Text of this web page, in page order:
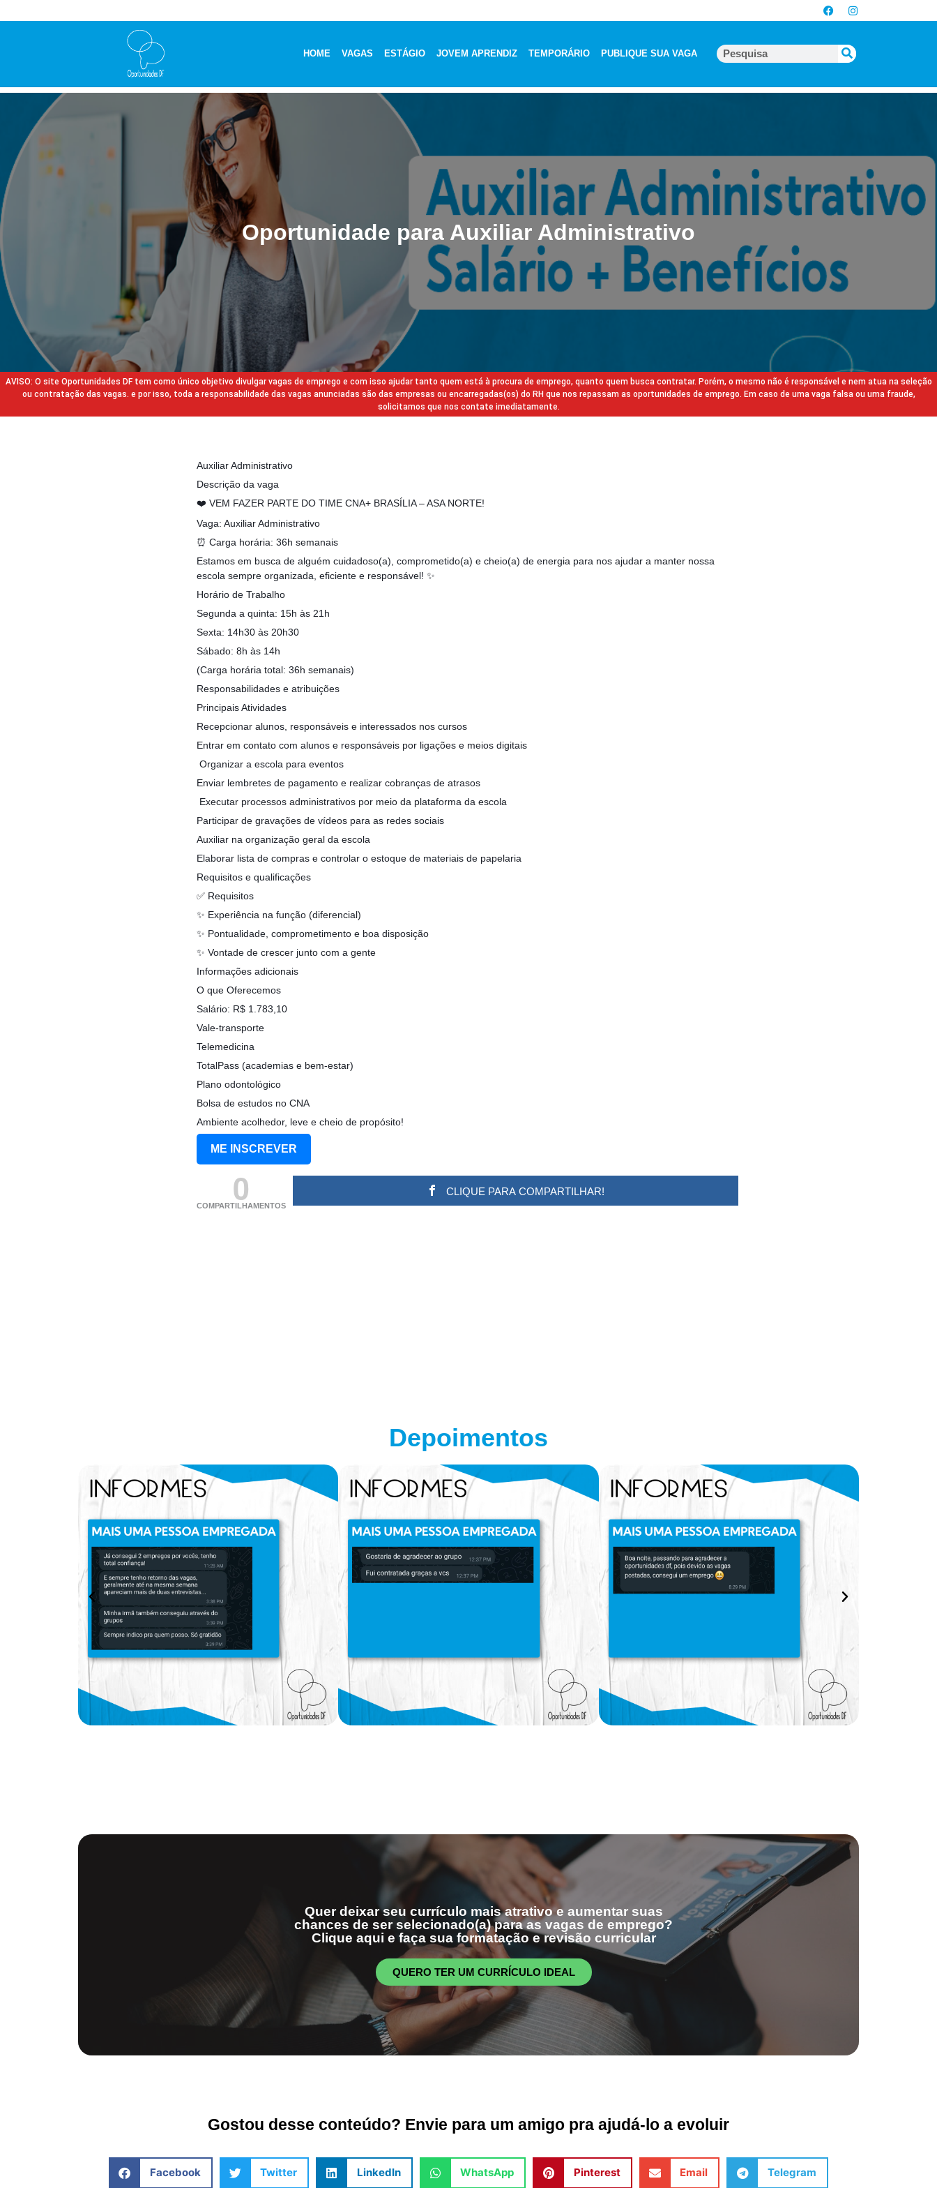
HOME VAGAS ESTÁGIO JOVEM APRENDIZ TEMPORÁRIO PUBLIQUE SUA VAGA
Oportunidade para Auxiliar Administrativo
AVISO: O site Oportunidades DF tem como único objetivo divulgar vagas de emprego e com isso ajudar tanto quem está à procura de emprego, quanto quem busca contratar. Porém, o mesmo não é responsável e nem atua na seleção
ou contratação das vagas. e por isso, toda a responsabilidade das vagas anunciadas são das empresas ou encarregadas(os) do RH que nos repassam as oportunidades de emprego. Em caso de uma vaga falsa ou uma fraude,
solicitamos que nos contate imediatamente.
Auxiliar Administrativo
Descrição da vaga
❤️ VEM FAZER PARTE DO TIME CNA+ BRASÍLIA – ASA NORTE!
Vaga: Auxiliar Administrativo
⏰ Carga horária: 36h semanais
Estamos em busca de alguém cuidadoso(a), comprometido(a) e cheio(a) de energia para nos ajudar a manter nossa
escola sempre organizada, eficiente e responsável! ✨
Horário de Trabalho
Segunda a quinta: 15h às 21h
Sexta: 14h30 às 20h30
Sábado: 8h às 14h
(Carga horária total: 36h semanais)
Responsabilidades e atribuições
Principais Atividades
Recepcionar alunos, responsáveis e interessados nos cursos
Entrar em contato com alunos e responsáveis por ligações e meios digitais
️ Organizar a escola para eventos
Enviar lembretes de pagamento e realizar cobranças de atrasos
️ Executar processos administrativos por meio da plataforma da escola
Participar de gravações de vídeos para as redes sociais
Auxiliar na organização geral da escola
Elaborar lista de compras e controlar o estoque de materiais de papelaria
Requisitos e qualificações
✅ Requisitos
✨ Experiência na função (diferencial)
✨ Pontualidade, comprometimento e boa disposição
✨ Vontade de crescer junto com a gente
Informações adicionais
O que Oferecemos
Salário: R$ 1.783,10
Vale-transporte
Telemedicina
TotalPass (academias e bem-estar)
Plano odontológico
Bolsa de estudos no CNA
Ambiente acolhedor, leve e cheio de propósito!
ME INSCREVER
0
COMPARTILHAMENTOS
CLIQUE PARA COMPARTILHAR!
Depoimentos
Quer deixar seu currículo mais atrativo e aumentar suas
chances de ser selecionado(a) para as vagas de emprego?
Clique aqui e faça sua formatação e revisão curricular
QUERO TER UM CURRÍCULO IDEAL
Gostou desse conteúdo? Envie para um amigo pra ajudá-lo a evoluir
Facebook Twitter LinkedIn WhatsApp Pinterest Email Telegram